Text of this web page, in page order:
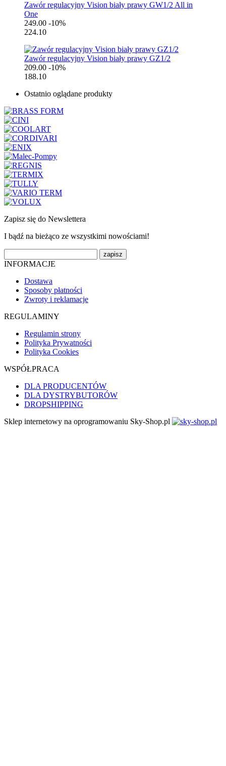
Zawór regulacyjny Vision biały prawy GW1/2 All in
One
249.00 -10%
224.10
Zawór regulacyjny Vision biały prawy GZ1/2
209.00 -10%
188.10
Ostatnio oglądane produkty
Zapisz się do Newslettera
I bądź na bieżąco ze wszystkimi nowościami!
INFORMACJE
Dostawa
Sposoby płatności
Zwroty i reklamacje
REGULAMINY
Regulamin strony
Polityka Prywatności
Polityka Cookies
WSPÓŁPRACA
DLA PRODUCENTÓW
DLA DYSTRYBUTORÓW
DROPSHIPPING
Sklep internetowy na oprogramowaniu Sky-Shop.pl